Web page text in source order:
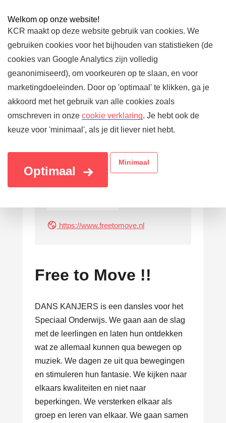
Welkom op onze website!
KCR maakt op deze website gebruik van cookies. We
gebruiken cookies voor het bijhouden van statistieken (de
cookies van Google Analytics zijn volledig
geanonimiseerd), om voorkeuren op te slaan, en voor
marketingdoeleinden. Door op 'optimaal' te klikken, ga je
akkoord met het gebruik van alle cookies zoals
omschreven in onze cookie verklaring. Je hebt ook de
keuze voor 'minimaal', als je dit liever niet hebt.
Optimaal
Minimaal
https://www.freetomove.nl
Free to Move !!
DANS KANJERS is een dansles voor het
Speciaal Onderwijs. We gaan aan de slag
met de leerlingen en laten hun ontdekken
wat ze allemaal kunnen qua bewegen op
muziek. We dagen ze uit qua bewegingen
en stimuleren hun fantasie. We kijken naar
elkaars kwaliteiten en niet naar
beperkingen. We versterken elkaar als
groep en leren van elkaar. We gaan samen